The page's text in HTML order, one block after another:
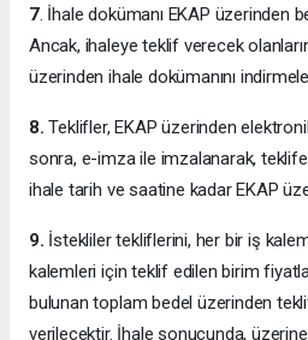
7. İhale dokümanı EKAP üzerinden
Ancak, ihaleye teklif verecek
üzerinden ihale dokümanını
8.Teklifler, EKAP üzerinden
sonra, e-imza ile imzalanarak,
ihale tarih ve saatine kadar EKAP
9. İstekliler tekliflerini, her bir iş
kalemleri için teklif edilen birim
bulunan toplam bedel üzerinden
verilecektir. İhale sonucunda,